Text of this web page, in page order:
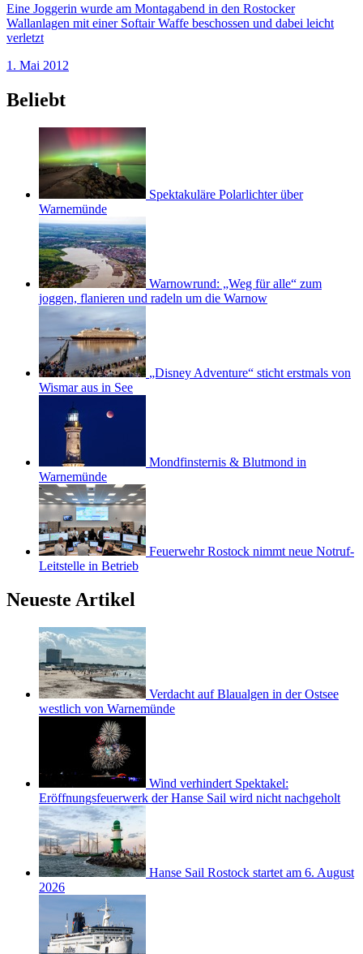
Eine Joggerin wurde am Montagabend in den Rostocker
Wallanlagen mit einer Softair Waffe beschossen und dabei leicht
verletzt
1. Mai 2012
Beliebt
Spektakuläre Polarlichter über
Warnemünde
Warnowrund: „Weg für alle“ zum
joggen, flanieren und radeln um die Warnow
„Disney Adventure“ sticht erstmals von
Wismar aus in See
Mondfinsternis & Blutmond in
Warnemünde
Feuerwehr Rostock nimmt neue Notruf-
Leitstelle in Betrieb
Neueste Artikel
Verdacht auf Blaualgen in der Ostsee
westlich von Warnemünde
Wind verhindert Spektakel:
Eröffnungsfeuerwerk der Hanse Sail wird nicht nachgeholt
Hanse Sail Rostock startet am 6. August
2026